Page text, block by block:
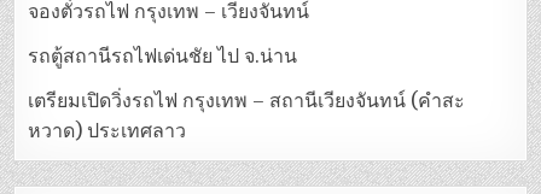
จองตั๋วรถไฟ กรุงเทพ – เวียงจันทน์
รถตู้สถานีรถไฟเด่นชัย ไป จ.น่าน
เตรียมเปิดวิ่งรถไฟ กรุงเทพ – สถานีเวียงจันทน์ (คำสะ
หวาด) ประเทศลาว